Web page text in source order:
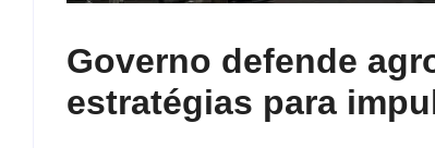
Governo defende
estratégias para